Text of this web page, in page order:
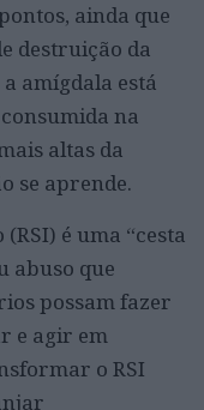
ainda que
destruição da
amígdala está
na
altas da
se aprende.
é uma “cesta
abuso que
possam fazer
e agir em
o RSI